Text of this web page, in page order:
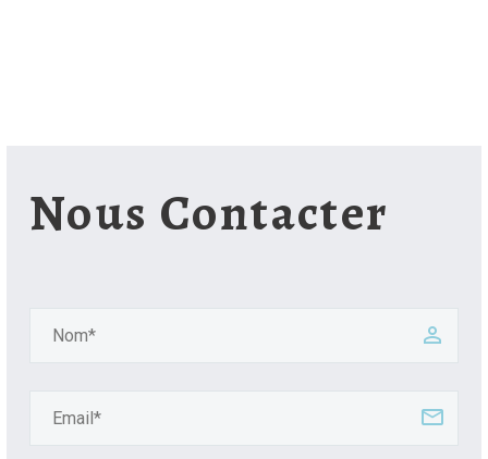
Nous Contacter